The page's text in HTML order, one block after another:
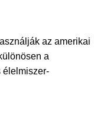
az amerikai
a
élelmiszer-